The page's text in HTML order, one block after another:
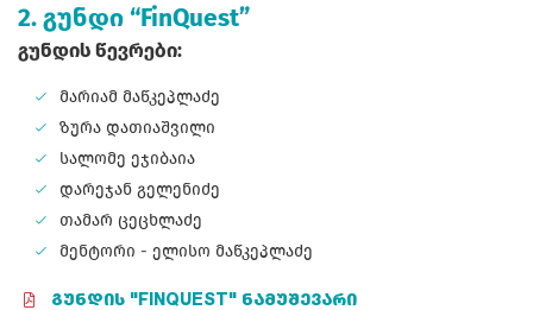
2. გუნდი “FinQuest”
გუნდის წევრები:
მარიამ მაწკეპლაძე
ზურა დათიაშვილი
სალომე ეჯიბაია
დარეჯან გელენიძე
თამარ ცეცხლაძე
მენტორი - ელისო მაწკეპლაძე
ᲒᲣᲜᲓᲘᲡ "FINQUEST" ᲜᲐᲛᲣᲨᲔᲕᲐᲠᲘ